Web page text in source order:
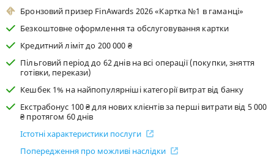
Бронзовий призер FinAwards 2026 «Картка №1 в гаманці»
Безкоштовне оформлення та обслуговування картки
Кредитний ліміт до 200 000 ₴
Пільговий період до 62 днів на всі операції (покупки, зняття
готівки, перекази)
Кешбек 1% на найпопулярніші категорії витрат від банку
Екстрабонус 100 ₴ для нових клієнтів за перші витрати від 5 000
₴ протягом 60 днів
Істотні характеристики послуги
Попередження про можливі наслідки